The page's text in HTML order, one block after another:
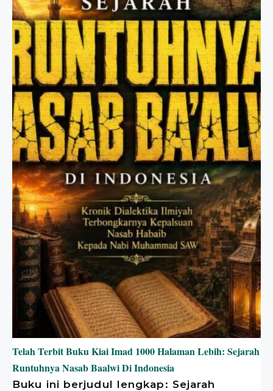
Telah Terbit Buku Kiai Imad 1000 Halaman Lebih: Sejarah
Runtuhnya Nasab Baalwi Di Indonesia
Buku ini berjudul lengkap: Sejarah